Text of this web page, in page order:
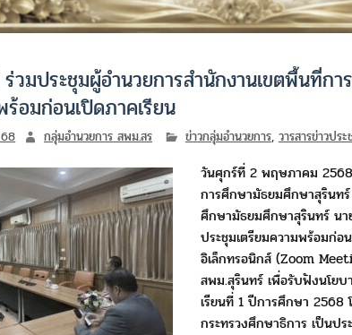
วมประชุมผู้อำนวยการสำนักงานเขตพื้นที่ก
ร้อมก่อนเปิดภาคเรียน
กลุ่มอำนวยการ สพม.สร ข่าวกลุ่มอำนวยการ, วารสารข่าวปร
วันศุกร์ที่ 2 พฤษภาคม
การศึกษามัธยมศึกษาสุรินทร์
ศึกษามัธยมศึกษาสุรินทร์ นา
ประชุมเตรียมความพร้อมก่อ
อิเล็กทรอนิกส์ (Zoom
สพม.สุรินทร์ เพื่อรับฟังนโยบ
เรียนที่ 1 ปีการศึกษา 2568
กระทรวงศึกษาธิการ เป็นปร